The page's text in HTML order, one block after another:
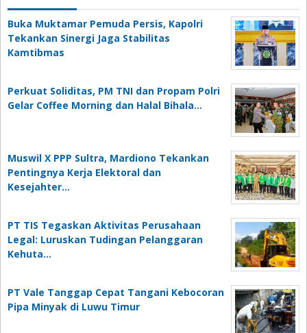
Buka Muktamar Pemuda Persis, Kapolri
Tekankan Sinergi Jaga Stabilitas
Kamtibmas
Perkuat Soliditas, PM TNI dan Propam Polri
Gelar Coffee Morning dan Halal Bihala…
Muswil X PPP Sultra, Mardiono Tekankan
Pentingnya Kerja Elektoral dan
Kesejahter…
PT TIS Tegaskan Aktivitas Perusahaan
Legal: Luruskan Tudingan Pelanggaran
Kehuta…
PT Vale Tanggap Cepat Tangani Kebocoran
Pipa Minyak di Luwu Timur